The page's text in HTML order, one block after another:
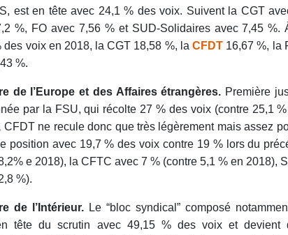
est en tête avec 24,1 % des voix. Suivent la CGT
%, FO avec 7,56 % et SUD-Solidaires avec 7,45
des voix en 2018, la CGT 18,58 %, la CFDT 16,67 %, la
%.
de l’Europe et des Affaires étrangères. Première
par la FSU, qui récolte 27 % des voix (contre 25,1
CFDT ne recule donc que très légèrement mais assez
position avec 19,7 % des voix contre 19 % lors du
e 2018), la CFTC avec 7 % (contre 5,1 % en 2018),
%).
de l’Intérieur. Le “bloc syndical” composé
tête du scrutin avec 49,15 % des voix et devient